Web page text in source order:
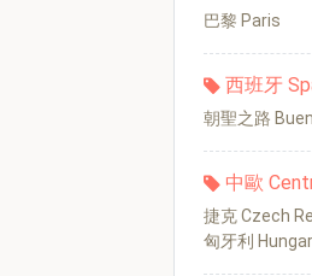
巴黎 Paris
西班牙
朝聖之路
中歐
捷克 Czech
匈牙利